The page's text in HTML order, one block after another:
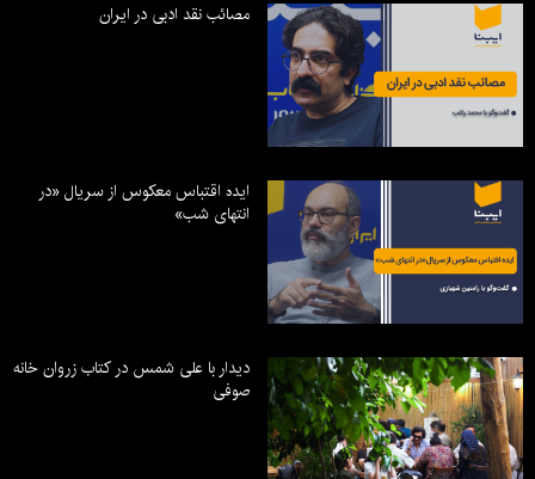
مصائب نقد ادبی در ایران
ایده اقتباس معکوس از سریال «در
انتهای شب»
دیدار با علی شمس در کتاب زروان خانه
صوفی